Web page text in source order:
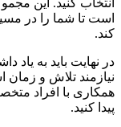
است تا شما را در
کند.
در نهایت باید به یاد
نیازمند تلاش و زمان
همکاری با افراد
پیدا کنید.